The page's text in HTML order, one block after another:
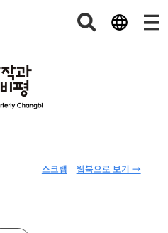
웹북으로 보기 →
스크랩